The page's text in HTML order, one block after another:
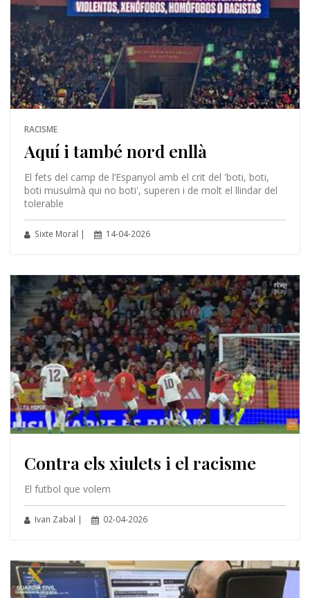
RACISME
Aquí i també nord enllà
El fets del camp de l’Espanyol amb el crit del 'boti, boti,
boti musulmà qui no boti', superen i de molt el llindar del
tolerable
Sixte Moral | 14-04-2026
Contra els xiulets i el racisme
El futbol que volem
Ivan Zabal | 02-04-2026